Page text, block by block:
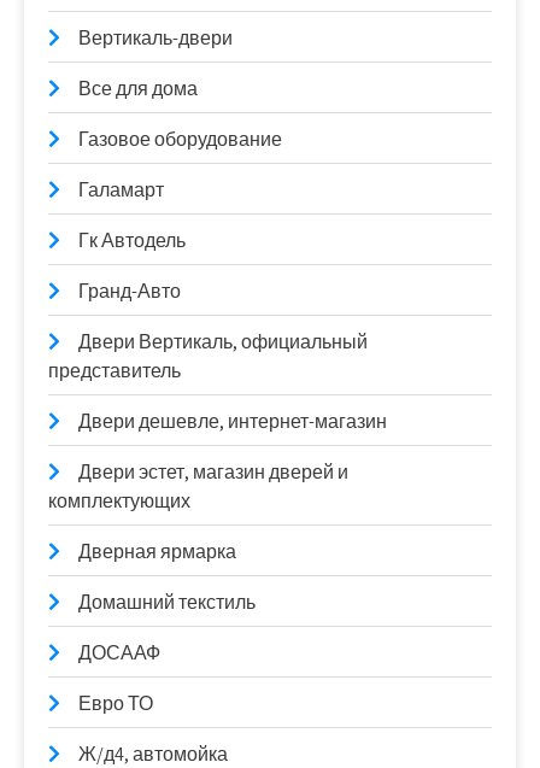
Вертикаль-двери
Все для дома
Газовое оборудование
Галамарт
Гк Автодель
Гранд-Авто
Двери Вертикаль, официальный
представитель
Двери дешевле, интернет-магазин
Двери эстет, магазин дверей и
комплектующих
Дверная ярмарка
Домашний текстиль
ДОСААФ
Евро ТО
Ж/д4, автомойка